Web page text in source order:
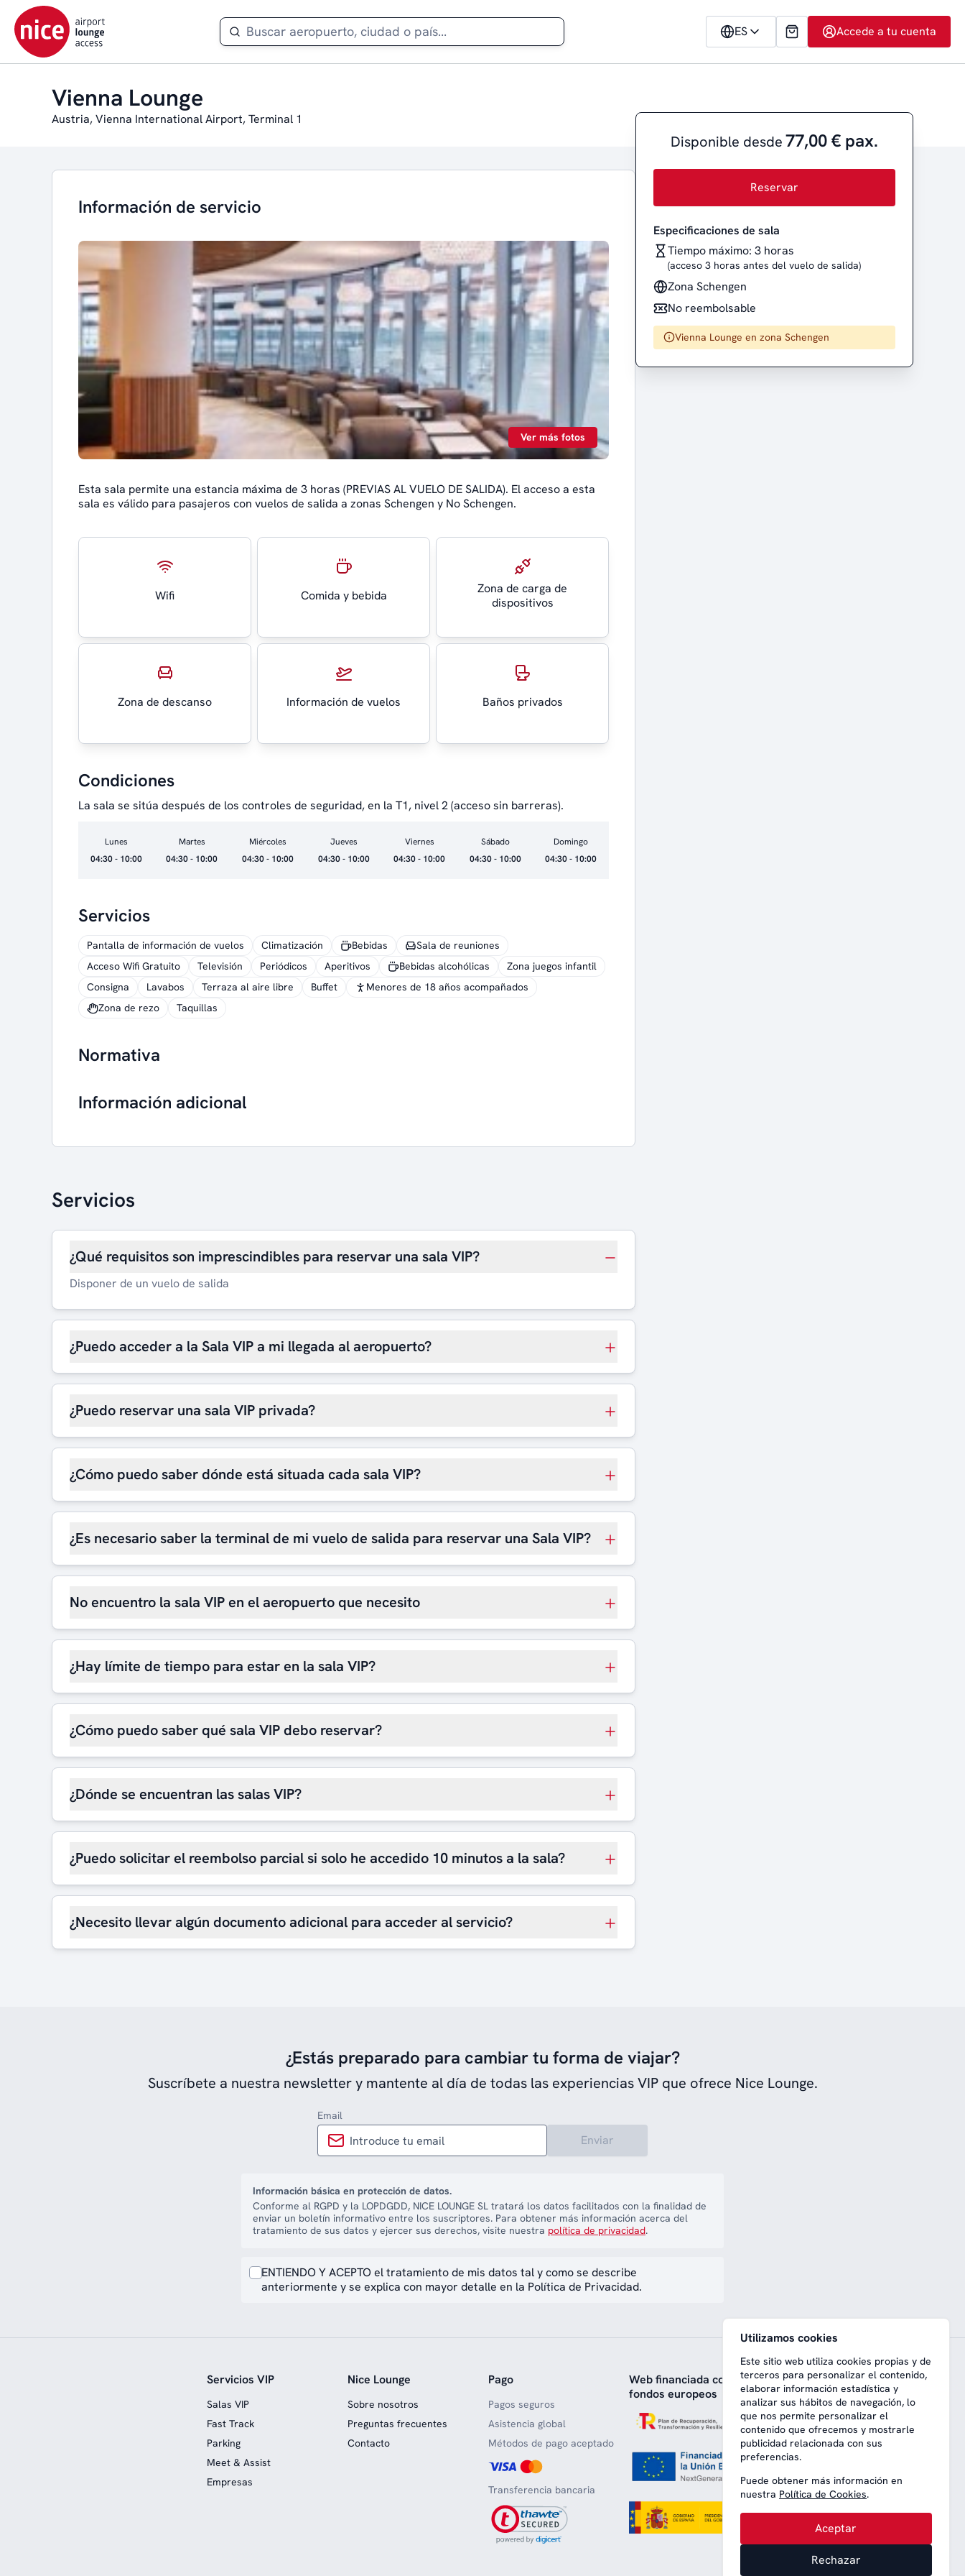
ES Accede a tu cuenta
Vienna Lounge
Austria, Vienna International Airport, Terminal 1
Información de servicio
Ver más fotos
Esta sala permite una estancia máxima de 3 horas (PREVIAS AL VUELO DE SALIDA). El acceso a esta
sala es válido para pasajeros con vuelos de salida a zonas Schengen y No Schengen.
Wifi Comida y bebida
Zona de carga de
dispositivos
Zona de descanso Información de vuelos Baños privados
Condiciones
La sala se sitúa después de los controles de seguridad, en la T1, nivel 2 (acceso sin barreras).
Lunes
04:30 - 10:00
Martes
04:30 - 10:00
Miércoles
04:30 - 10:00
Jueves
04:30 - 10:00
Viernes
04:30 - 10:00
Sábado
04:30 - 10:00
Domingo
04:30 - 10:00
Servicios
Pantalla de información de vuelos Climatización Bebidas
Sala de reuniones
Acceso Wifi Gratuito
Televisión Periódicos Aperitivos Bebidas alcohólicas
Zona juegos infantil
Consigna
Lavabos Terraza al aire libre Buffet
Menores de 18 años acompañados
Zona de rezo
Taquillas
Normativa
Información adicional
Servicios
¿Qué requisitos son imprescindibles para reservar una sala VIP?
Disponer de un vuelo de salida
¿Puedo acceder a la Sala VIP a mi llegada al aeropuerto?
¿Puedo reservar una sala VIP privada?
¿Cómo puedo saber dónde está situada cada sala VIP?
¿Es necesario saber la terminal de mi vuelo de salida para reservar una Sala VIP?
No encuentro la sala VIP en el aeropuerto que necesito
¿Hay límite de tiempo para estar en la sala VIP?
¿Cómo puedo saber qué sala VIP debo reservar?
¿Dónde se encuentran las salas VIP?
¿Puedo solicitar el reembolso parcial si solo he accedido 10 minutos a la sala?
¿Necesito llevar algún documento adicional para acceder al servicio?
Disponible desde77,00 € pax.
Reservar
Especificaciones de sala
Tiempo máximo: 3 horas
(acceso 3 horas antes del vuelo de salida)
Zona Schengen
No reembolsable
Vienna Lounge en zona Schengen
¿Estás preparado para cambiar tu forma de viajar?
Suscríbete a nuestra newsletter y mantente al día de todas las experiencias VIP que ofrece Nice Lounge.
Email
Enviar
Información básica en protección de datos.
Conforme al RGPD y la LOPDGDD, NICE LOUNGE SL tratará los datos facilitados con la finalidad de
enviar un boletín informativo entre los suscriptores. Para obtener más información acerca del
tratamiento de sus datos y ejercer sus derechos, visite nuestra política de privacidad.
ENTIENDO Y ACEPTO el tratamiento de mis datos tal y como se describe
anteriormente y se explica con mayor detalle en la Política de Privacidad.
Servicios VIP
Salas VIP
Fast Track
Parking
Meet & Assist
Empresas
Nice Lounge
Sobre nosotros
Preguntas frecuentes
Contacto
Pago
Pagos seguros
Asistencia global
Métodos de pago aceptado
Transferencia bancaria
Web financiada con
fondos europeos
Utilizamos cookies
Este sitio web utiliza cookies propias y de
terceros para personalizar el contenido,
elaborar información estadística y
analizar sus hábitos de navegación, lo
que nos permite personalizar el
contenido que ofrecemos y mostrarle
publicidad relacionada con sus
preferencias.
Puede obtener más información en
nuestra Política de Cookies.
Aceptar
Rechazar